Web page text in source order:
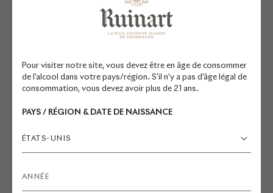
Pour visiter notre site, vous devez être en âge de consommer
de l'alcool dans votre pays/région. S'il n'y a pas d'âge légal de
consommation, vous devez avoir plus de 21 ans.
PAYS / RÉGION & DATE DE NAISSANCE
ÉTATS-UNIS
Caisse bois - 3 Bouteilles - 75 cL
Magnum sous étui - 1,5 L
8produits vus sur 8
La newsletter Ruinart